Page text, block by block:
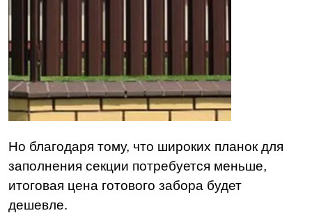
Но благодаря тому, что широких планок для
заполнения секции потребуется меньше,
итоговая цена готового забора будет
дешевле.